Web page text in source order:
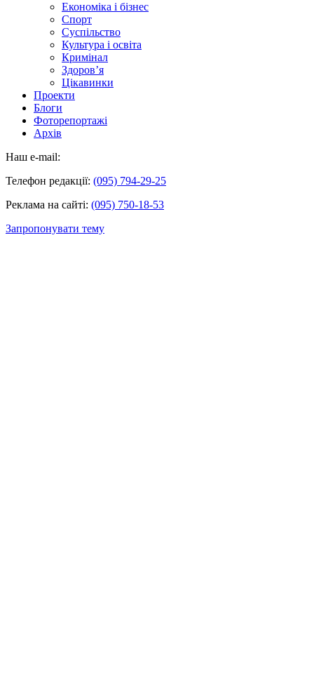
Економіка і бізнес
Спорт
Суспільство
Культура і освіта
Кримінал
Здоров’я
Цікавинки
Проекти
Блоги
Фоторепортажі
Архів
Наш e-mail:
Телефон редакції: (095) 794-29-25
Реклама на сайті: (095) 750-18-53
Запропонувати тему